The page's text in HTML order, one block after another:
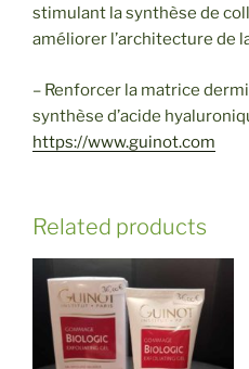
stimulant la synthèse de
améliorer l’architecture de
– Renforcer la matrice
synthèse d’acide
https://www.guinot.com
Related products